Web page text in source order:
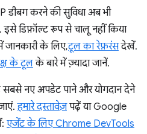
डीबग करने की सुविधा अब भी
इसे डिफ़ॉल्ट रूप से चालू नहीं किया
जानकारी के लिए,टूल का रेफ़रंसदेखें.
के टूलके बारे में ज़्यादा जानें.
नए अपडेट पाने और योगदान देने
हमारे दस्तावेज़पढ़ें या Google
एजेंट के लिए Chrome DevTools